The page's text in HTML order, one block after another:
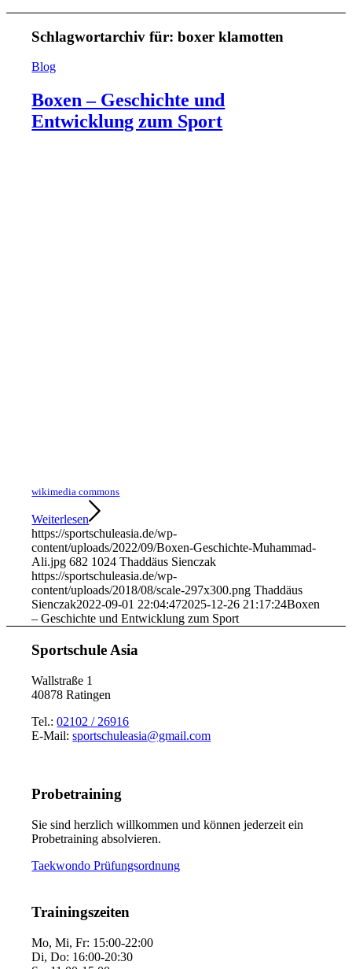
Schlagwortarchiv für:boxer klamotten
Blog
Boxen – Geschichte und
Entwicklung zum Sport
wikimedia commons
Weiterlesen
https://sportschuleasia.de/wp-
content/uploads/2022/09/Boxen-Geschichte-Muhammad-
Ali.jpg 682 1024 Thaddäus Sienczak
https://sportschuleasia.de/wp-
content/uploads/2018/08/scale-297x300.png Thaddäus
Sienczak2022-09-01 22:04:472025-12-26 21:17:24Boxen
– Geschichte und Entwicklung zum Sport
Sportschule Asia
Wallstraße 1
40878 Ratingen
Tel.:02102 / 26916
E-Mail:sportschuleasia@gmail.com
Probetraining
Sie sind herzlich willkommen und können jederzeit ein
Probetraining absolvieren.
Taekwondo Prüfungsordnung
Trainingszeiten
Mo, Mi, Fr: 15:00-22:00
Di, Do: 16:00-20:30